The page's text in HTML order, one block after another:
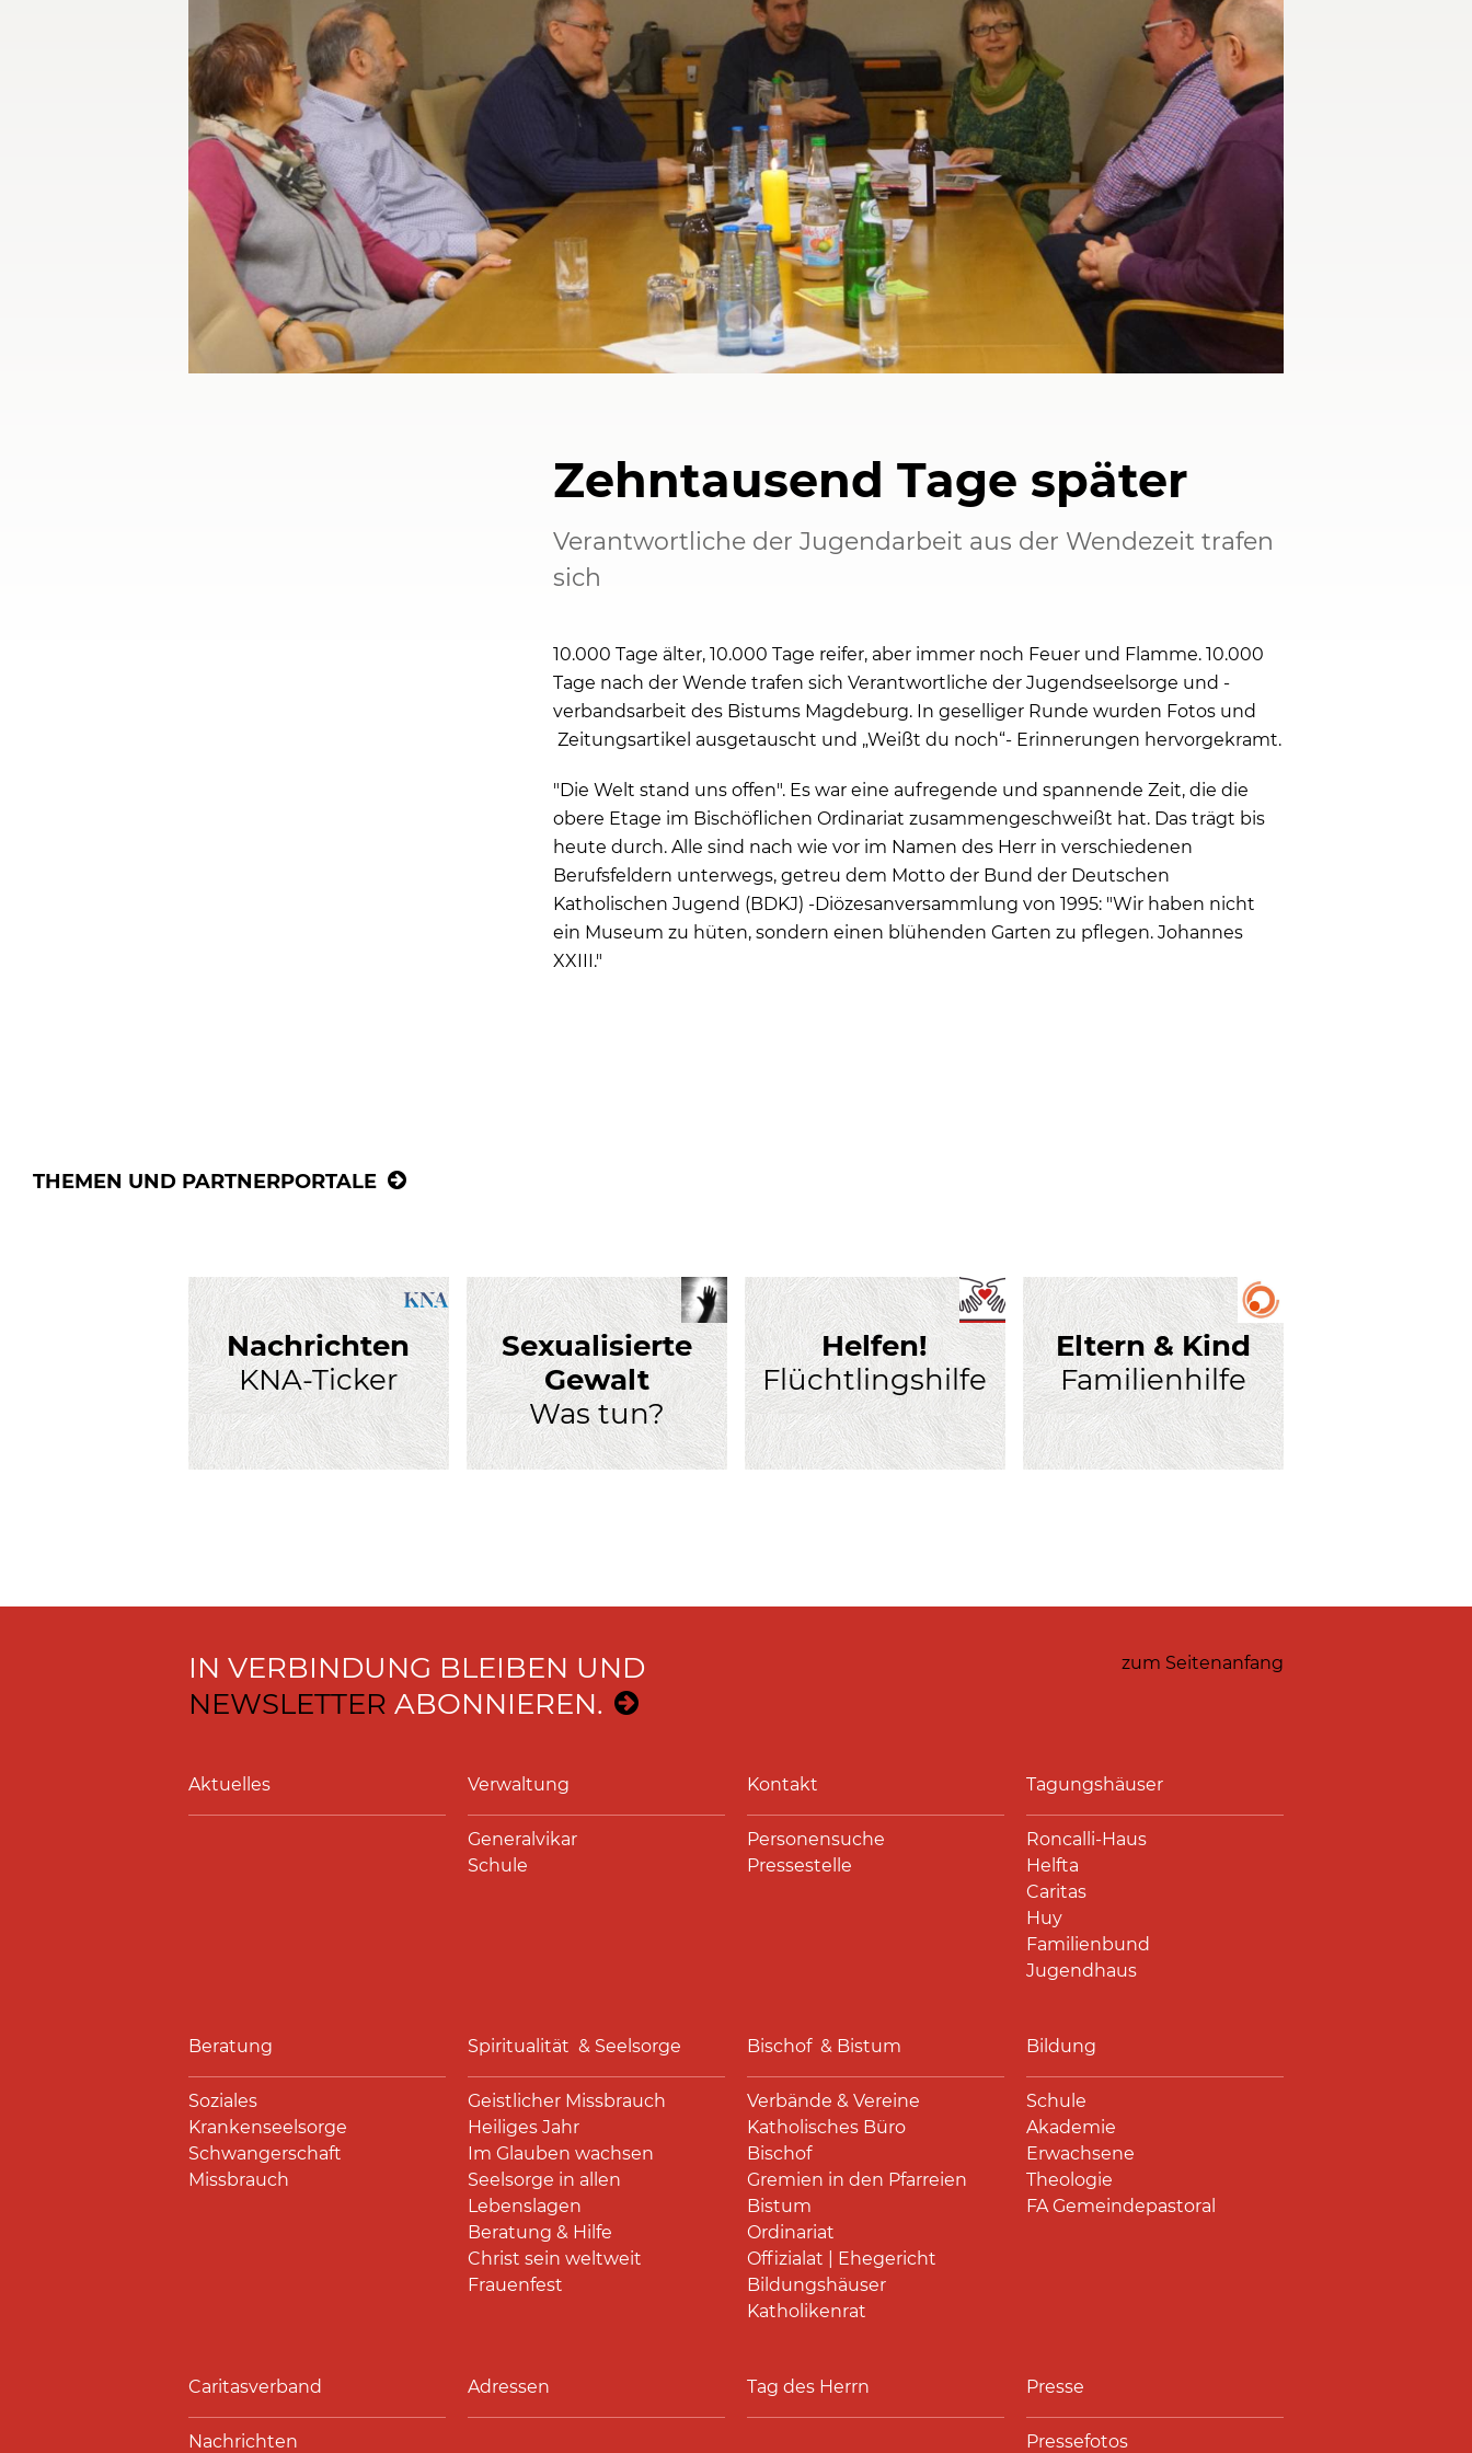
Zehntausend Tage später
Verantwortliche der Jugendarbeit aus der Wendezeit trafen
sich
10.000 Tage älter, 10.000 Tage reifer, aber immer noch Feuer und Flamme. 10.000
Tage nach der Wende trafen sich Verantwortliche der Jugendseelsorge und -
verbandsarbeit des Bistums Magdeburg. In geselliger Runde wurden Fotos und
Zeitungsartikel ausgetauscht und „Weißt du noch“- Erinnerungen hervorgekramt.
"Die Welt stand uns offen". Es war eine aufregende und spannende Zeit, die die
obere Etage im Bischöflichen Ordinariat zusammengeschweißt hat. Das trägt bis
heute durch. Alle sind nach wie vor im Namen des Herr in verschiedenen
Berufsfeldern unterwegs, getreu dem Motto der Bund der Deutschen
Katholischen Jugend (BDKJ) -Diözesanversammlung von 1995: "Wir haben nicht
ein Museum zu hüten, sondern einen blühenden Garten zu pflegen. Johannes
XXIII."
THEMEN UND PARTNERPORTALE
Nachrichten
KNA-Ticker
Sexualisierte
Gewalt
Was tun?
Helfen!
Flüchtlingshilfe
Eltern & Kind
Familienhilfe
IN VERBINDUNG BLEIBEN UND
NEWSLETTER ABONNIEREN.
zum Seitenanfang
Aktuelles Verwaltung
Generalvikar
Schule
Kontakt
Personensuche
Pressestelle
Tagungshäuser
Roncalli-Haus
Helfta
Caritas
Huy
Familienbund
Jugendhaus
Beratung
Soziales
Krankenseelsorge
Schwangerschaft
Missbrauch
Spiritualität & Seelsorge
Geistlicher Missbrauch
Heiliges Jahr
Im Glauben wachsen
Seelsorge in allen
Lebenslagen
Beratung & Hilfe
Christ sein weltweit
Frauenfest
Bischof & Bistum
Verbände & Vereine
Katholisches Büro
Bischof
Gremien in den Pfarreien
Bistum
Ordinariat
Offizialat | Ehegericht
Bildungshäuser
Katholikenrat
Bildung
Schule
Akademie
Erwachsene
Theologie
FA Gemeindepastoral
Caritasverband
Nachrichten
Adressen Tag des Herrn Presse
Pressefotos